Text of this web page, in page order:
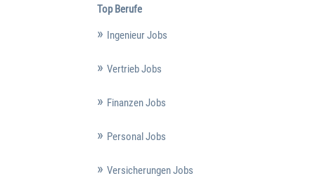
Top Berufe
Ingenieur Jobs
Vertrieb Jobs
Finanzen Jobs
Personal Jobs
Versicherungen Jobs